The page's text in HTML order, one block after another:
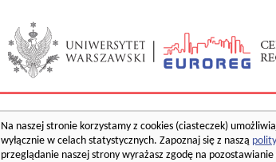
Na naszej stronie korzystamy z cookies (ciasteczek)
wyłącznie w celach statystycznych. Zapoznaj się z naszą
przeglądanie naszej strony wyrażasz zgodę na